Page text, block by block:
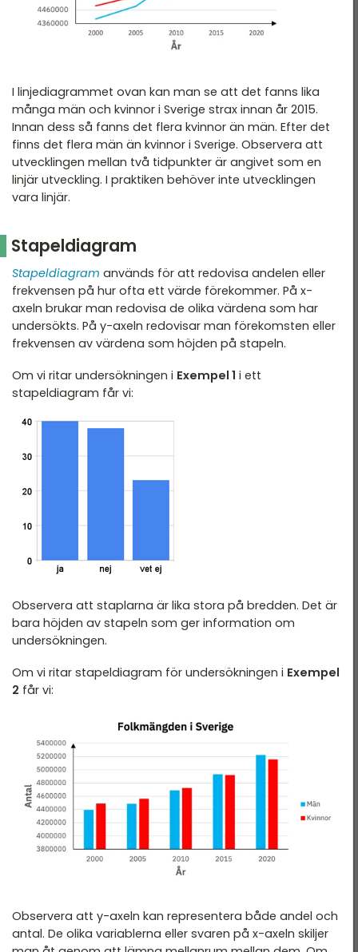
I linjediagrammet ovan kan man se att det fanns lika
många män och kvinnor i Sverige strax innan år 2015.
Innan dess så fanns det flera kvinnor än män. Efter det
finns det flera män än kvinnor i Sverige. Observera att
utvecklingen mellan två tidpunkter är angivet som en
linjär utveckling. I praktiken behöver inte utvecklingen
vara linjär.
Stapeldiagram
Stapeldiagram används för att redovisa andelen eller
frekvensen på hur ofta ett värde förekommer. På x-
axeln brukar man redovisa de olika värdena som har
undersökts. På y-axeln redovisar man förekomsten eller
frekvensen av värdena som höjden på stapeln.
Om vi ritar undersökningen i Exempel 1 i ett
stapeldiagram får vi:
Observera att staplarna är lika stora på bredden. Det är
bara höjden av stapeln som ger information om
undersökningen.
Om vi ritar stapeldiagram för undersökningen i Exempel
2 får vi:
Observera att y-axeln kan representera både andel och
antal. De olika variablerna eller svaren på x-axeln skiljer